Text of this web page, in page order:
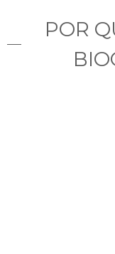
POR